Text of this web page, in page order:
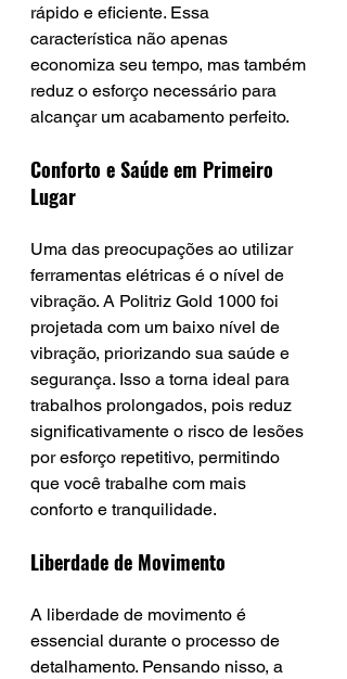
rápido e eficiente. Essa
característica não apenas
economiza seu tempo, mas também
reduz o esforço necessário para
alcançar um acabamento perfeito.
Conforto e Saúde em Primeiro
Lugar
Uma das preocupações ao utilizar
ferramentas elétricas é o nível de
vibração. A Politriz Gold 1000 foi
projetada com um baixo nível de
vibração, priorizando sua saúde e
segurança. Isso a torna ideal para
trabalhos prolongados, pois reduz
significativamente o risco de lesões
por esforço repetitivo, permitindo
que você trabalhe com mais
conforto e tranquilidade.
Liberdade de Movimento
A liberdade de movimento é
essencial durante o processo de
detalhamento. Pensando nisso, a